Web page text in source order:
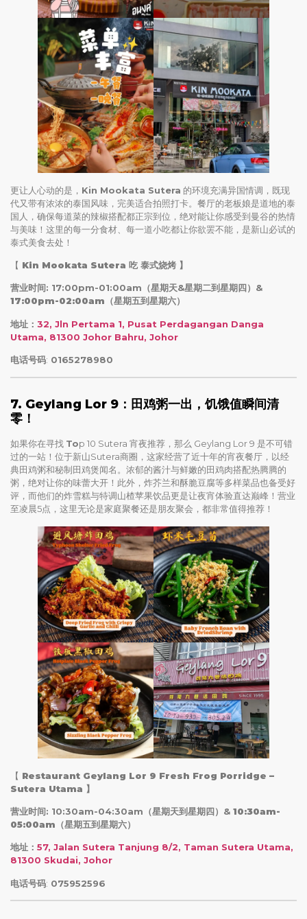
更让人心动的是， Kin Mookata Sutera 的环境充满异国情调，既现
代又带有浓浓的泰国风味，完美适合拍照打卡。餐厅的老板娘是道地的泰
国人，确保每道菜的辣椒搭配都正宗到位，绝对能让你感受到曼谷的热情
与美味！这里的每一分食材、每一道小吃都让你欲罢不能，是新山必试的
泰式美食去处！
【 Kin Mookata Sutera 吃 泰式烧烤 】
营业时间: 17:00pm-01:00am（星期天&星期二到星期四）&
17:00pm-02:00am （星期五到星期六）
地址： 32, Jln Pertama 1, Pusat Perdagangan Danga
Utama, 81300 Johor Bahru, Johor
电话号码: 0165278980
7. Geylang Lor 9：田鸡粥一出，饥饿值瞬间清
零！
如果你在寻找 Top 10 Sutera 宵夜推荐，那么 Geylang Lor 9 是不可错
过的一站！位于新山Sutera商圈，这家经营了近十年的宵夜餐厅，以经
典田鸡粥和秘制田鸡煲闻名。浓郁的酱汁与鲜嫩的田鸡肉搭配热腾腾的
粥，绝对让你的味蕾大开！此外，炸芥兰和酥脆豆腐等多样菜品也备受好
评，而他们的炸雪糕与特调山楂苹果饮品更是让夜宵体验直达巅峰！营业
至凌晨5点，这里无论是家庭聚餐还是朋友聚会，都非常值得推荐！
【 Restaurant Geylang Lor 9 Fresh Frog Porridge –
Sutera Utama 】
营业时间: 10:30am-04:30am（星期天到星期四）& 10:30am-
05:00am （星期五到星期六）
地址： 57, Jalan Sutera Tanjung 8/2, Taman Sutera Utama,
81300 Skudai, Johor
电话号码: 075952596